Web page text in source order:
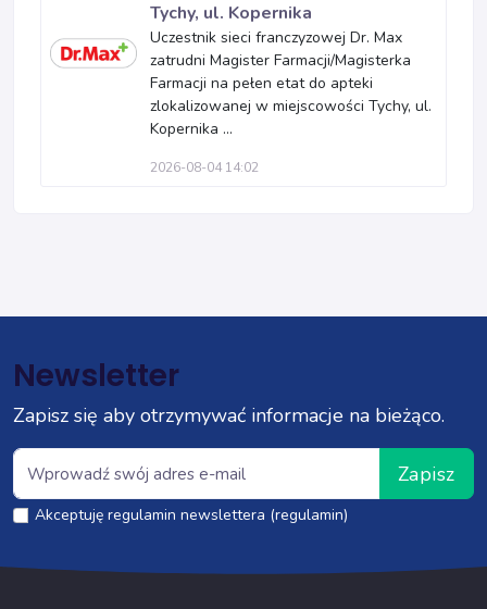
Tychy, ul. Kopernika
Uczestnik sieci franczyzowej Dr. Max
zatrudni Magister Farmacji/Magisterka
Farmacji na pełen etat do apteki
zlokalizowanej w miejscowości Tychy, ul.
Kopernika ...
2026-08-04 14:02
Newsletter
Zapisz się aby otrzymywać informacje na bieżąco.
Zapisz
Akceptuję regulamin newslettera (regulamin)